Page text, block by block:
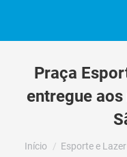
Praça
entregue
Você está aqui:
Início Esporte e Lazer